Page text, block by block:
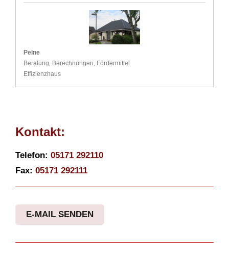
Peine
Beratung, Berechnungen, Fördermittel
Effizienzhaus
Kontakt:
Telefon: 05171 292110
Fax: 05171 292111
E-MAIL SENDEN